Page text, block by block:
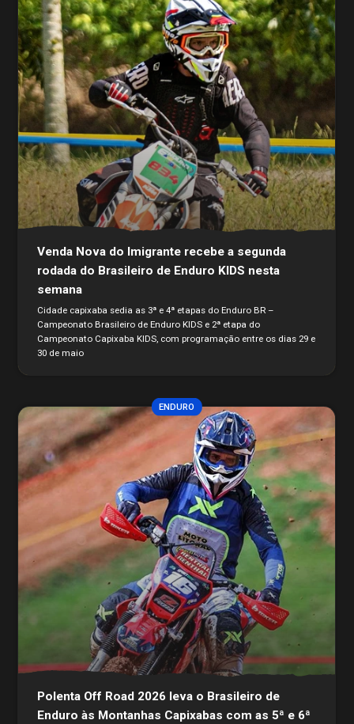
Venda Nova do Imigrante recebe a segunda
rodada do Brasileiro de Enduro KIDS nesta
semana
Cidade capixaba sedia as 3ª e 4ª etapas do Enduro BR –
Campeonato Brasileiro de Enduro KIDS e 2ª etapa do
Campeonato Capixaba KIDS, com programação entre os dias 29 e
30 de maio
Polenta Off Road 2026 leva o Brasileiro de
Enduro às Montanhas Capixabas com as 5ª e 6ª
ENDURO